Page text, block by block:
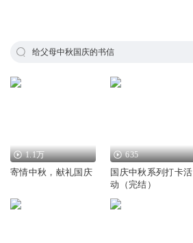
给父母中秋国庆的书信
1.1万
寄情中秋，献礼国庆
635
国庆中秋系列打卡活
动（完结）